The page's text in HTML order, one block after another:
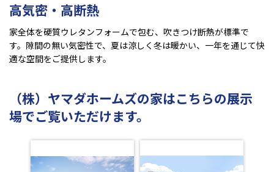
高気密・高断熱
家全体を硬質ウレタンフォームで包む、吹きつけ断熱が標準で
す。隙間の無い気密性で、夏は涼しく冬は暖かい、一年を通じて快
適な空間をご提供します。
（株）ヤマダホームズの家はこちらの展示
場でご覧いただけます。